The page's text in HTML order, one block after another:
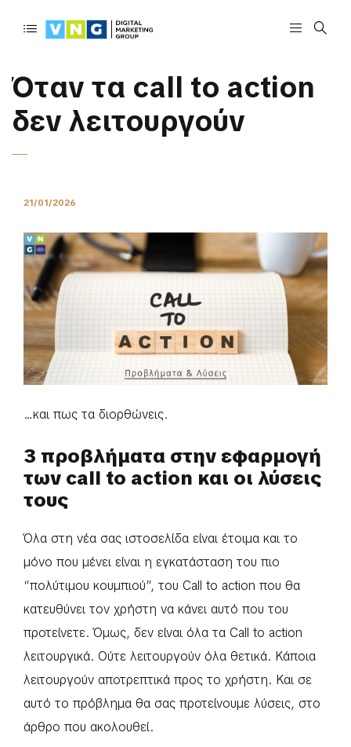
Όταν τα call to action
δεν λειτουργούν
21/01/2026
…και πως τα διορθώνεις.
3 προβλήματα στην εφαρμογή
των call to action και οι λύσεις
τους
Όλα στη νέα σας ιστοσελίδα είναι έτοιμα και το
μόνο που μένει είναι η εγκατάσταση του πιο
“πολύτιμου κουμπιού”, του Call to action που θα
κατευθύνει τον χρήστη να κάνει αυτό που του
προτείνετε. Όμως, δεν είναι όλα τα Call to action
λειτουργικά. Ούτε λειτουργούν όλα θετικά. Κάποια
λειτουργούν αποτρεπτικά προς το χρήστη. Και σε
αυτό το πρόβλημα θα σας προτείνουμε λύσεις, στο
άρθρο που ακολουθεί.